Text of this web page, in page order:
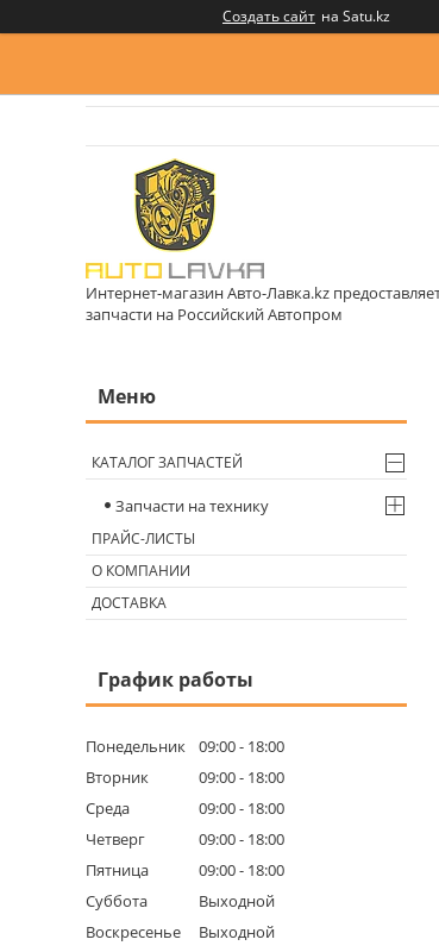
Создать сайт на Satu.kz
Интернет-магазин Авто-Лавка.kz
запчасти на Российский Автопром
КАТАЛОГ ЗАПЧАСТЕЙ
Запчасти на технику
ПРАЙС-ЛИСТЫ
О КОМПАНИИ
ДОСТАВКА
График работы
Понедельник 09:00
18:00
Вторник
09:00
18:00
Среда
09:00
18:00
Четверг
09:00
18:00
Пятница
09:00
18:00
Суббота
Выходной
Воскресенье
Выходной